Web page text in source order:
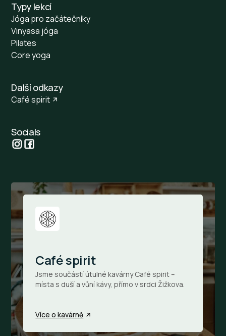
Typy lekcí
Jóga pro začátečníky
Vinyasa jóga
Pilates
Core yoga
Další odkazy
Café spirit
Socials
Café spirit
Jsme součástí útulné kavárny Café spirit –
místa s duší a vůní kávy, přímo v srdci Žižkova.
Více o kavárně